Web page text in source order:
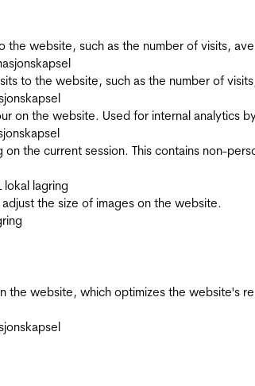
the website, such as the number of visits,
to the website, such as the number of
on the website. Used for internal analytics
on the current session. This contains non-
lokal lagring
the size of images on the website.
the website, which optimizes the website's